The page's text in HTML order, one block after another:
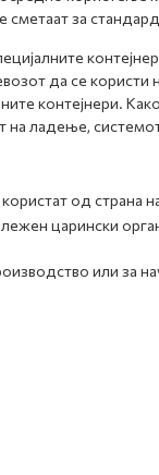
за
да се користи
контејнери. Како
ладење,
од страна
царински
или за